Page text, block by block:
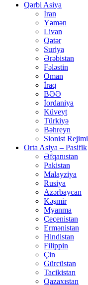
Qərbi Asiya
İran
Yəmən
Livan
Qətər
Suriya
Ərəbistan
Fələstin
Oman
İraq
BƏƏ
İordaniya
Küveyt
Türkiyə
Bəhreyn
Sionist Rejimi
Orta Asiya – Pasifik
Əfqanıstan
Pakistan
Malayziya
Rusiya
Azərbaycan
Kəşmir
Myanma
Çeçenistan
Ermənistan
Hindistan
Filippin
Çin
Gürcüstan
Tacikistan
Qazaxıstan